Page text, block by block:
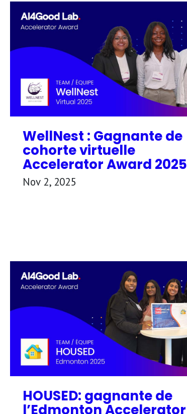
WellNest : Gagnante de
cohorte virtuelle
Accelerator Award 2025
Nov 2, 2025
HOUSED: gagnante de
l’Edmonton Accelerator